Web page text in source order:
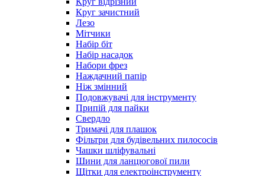
Круг зачистний
Лезо
Мітчики
Набір біт
Набір насадок
Набори фрез
Наждачний папір
Ніж змінний
Подовжувачі для інструменту
Припій для пайки
Свердло
Тримачі для плашок
Фільтри для будівельних пилососів
Чашки шліфувальні
Шини для ланцюгової пили
Щітки для електроінструменту